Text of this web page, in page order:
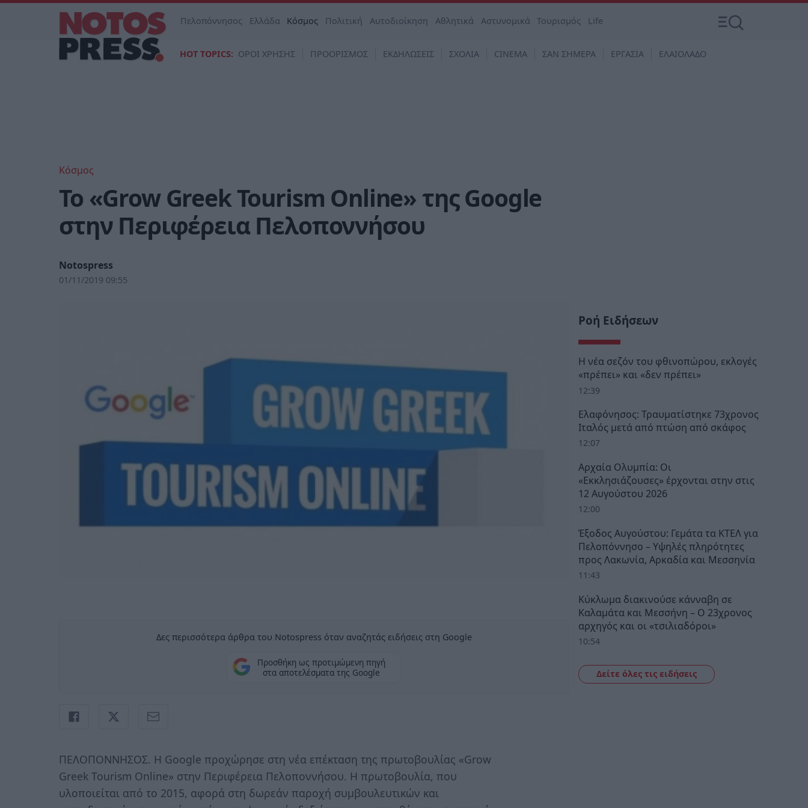
Πελοπόννησος Ελλάδα Κόσμος Πολιτική Αυτοδιοίκηση Αθλητικά Αστυνομικά Τουρισμός Life
HOT TOPICS: ΟΡΟΙ ΧΡΗΣΗΣ ΠΡΟΟΡΙΣΜΟΣ ΕΚΔΗΛΩΣΕΙΣ ΣΧΟΛΙΑ CINEMA ΣΑΝ ΣΗΜΕΡΑ ΕΡΓΑΣΙΑ ΕΛΑΙΟΛΑΔΟ
Κόσμος
To «Grow Greek Tourism Online» της Google
στην Περιφέρεια Πελοποννήσου
Notospress
01/11/2019 09:55
Δες περισσότερα άρθρα του Notospress όταν αναζητάς ειδήσεις στη Google
Προσθήκη ως προτιμώμενη πηγή
στα αποτελέσματα της Google
ΠΕΛΟΠΟΝΝΗΣΟΣ. Η Google προχώρησε στη νέα επέκταση της πρωτοβουλίας «Grow
Greek Tourism Online» στην Περιφέρεια Πελοποννήσου. Η πρωτοβουλία, που
υλοποιείται από το 2015, αφορά στη δωρεάν παροχή συμβουλευτικών και
Ροή Ειδήσεων
Η νέα σεζόν του φθινοπώρου, εκλογές
«πρέπει» και «δεν πρέπει»
12:39
Ελαφόνησος: Τραυματίστηκε 73χρονος
Ιταλός μετά από πτώση από σκάφος
12:07
Αρχαία Ολυμπία: Οι
«Εκκλησιάζουσες» έρχονται στην στις
12 Αυγούστου 2026
12:00
Έξοδος Αυγούστου: Γεμάτα τα ΚΤΕΛ για
Πελοπόννησο – Υψηλές πληρότητες
προς Λακωνία, Αρκαδία και Μεσσηνία
11:43
Κύκλωμα διακινούσε κάνναβη σε
Καλαμάτα και Μεσσήνη – Ο 23χρονος
αρχηγός και οι «τσιλιαδόροι»
10:54
Δείτε όλες τις ειδήσεις